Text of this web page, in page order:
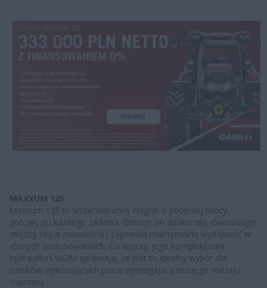
MAXXUM 125
Maxxum 125 to wszechstronny ciągnik o potężnej mocy,
gotowy do każdego zadania. Oferuje on doskonałą równowagę
między siłą a zwinnością i zapewnia maksymalną wydajność w
różnych zastosowaniach. Co więcej, jego kompleksowa
hydraulika i WOM sprawiają, że jest to idealny wybór dla
rolników wykonujących pracę wymagającą różnego rodzaju
osprzętu.